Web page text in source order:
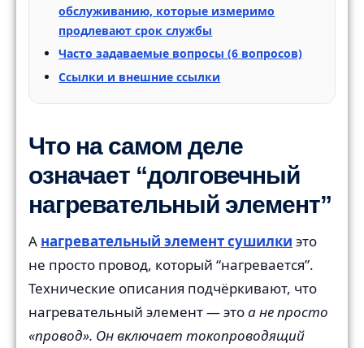
обслуживанию, которые измеримо
продлевают срок службы
Часто задаваемые вопросы (6 вопросов)
Ссылки и внешние ссылки
Что на самом деле
означает “долговечный
нагревательный элемент”
A нагревательный элемент сушилки это
не просто провод, который “нагревается”.
Технические описания подчёркивают, что
нагревательный элемент — этоа не просто
«провод». Он включает токопроводящий